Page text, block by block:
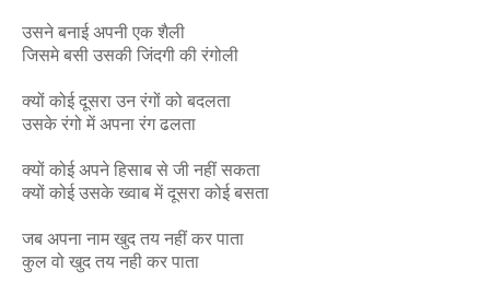
उसने बनाई अपनी एक शैली
जिसमे बसी उसकी जिंदगी की रंगोली
क्यों कोई दूसरा उन रंगों को बदलता
उसके रंगो में अपना रंग ढलता
क्यों कोई अपने हिसाब से जी नहीं सकता
क्यों कोई उसके ख्वाब में दूसरा कोई बसता
जब अपना नाम खुद तय नहीं कर पाता
कुल वो खुद तय नही कर पाता